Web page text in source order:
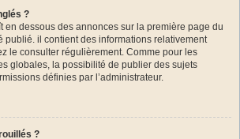
?
en dessous des annonces sur la première page du
publié. il contient des informations relativement
le consulter régulièrement. Comme pour les
globales, la possibilité de publier des sujets
définies par l’administrateur.
?